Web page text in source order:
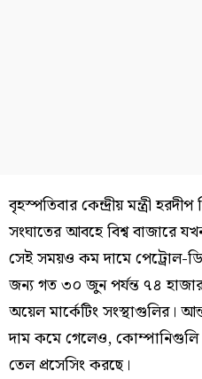
বৃহস্পতিবার কেন্দ্রীয় মন্ত্রী
সংঘাতের আবহে বিশ্ব বাজারে
সেই সময়ও কম দামে পেট্রোল-
জন্য গত ৩০ জুন পর্যন্ত ৭৪
অয়েল মার্কেটিং সংস্থাগুলির।
দাম কমে গেলেও,
তেল প্রসেসিং করছে।